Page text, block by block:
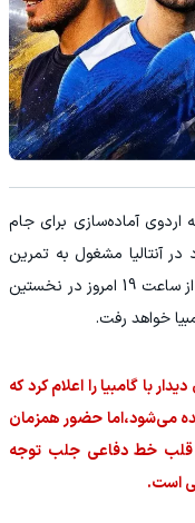
اردوی آماده‌سازی برای جام
برپا کرده و از روز 28 خرداد در آنتالیا مشغول به تمرین
بوده و یک مسابقه درون گروه هم انجام داده، از ساعت 19 امروز در نخستین
خواهد رفت.
با گامبیا را اعلام کرد که
می‌شود،اما حضور همزمان
قلب خط دفاعی جلب توجه